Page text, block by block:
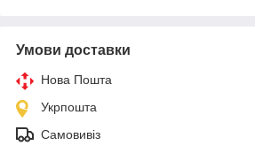
Умови доставки
Нова Пошта
Укрпошта
Самовивіз